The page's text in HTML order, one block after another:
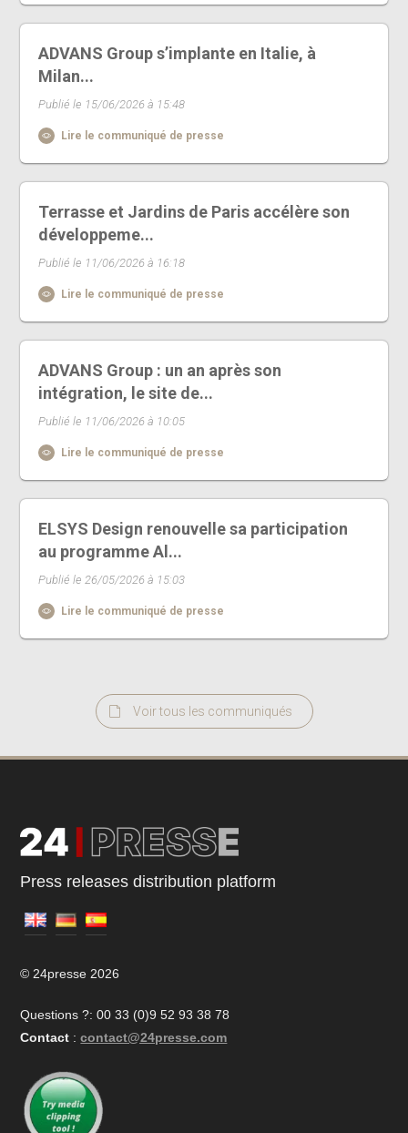
ADVANS Group s’implante en Italie, à
Milan...
Publié le 15/06/2026 à 15:48
Lire le communiqué de presse
Terrasse et Jardins de Paris accélère son
développeme...
Publié le 11/06/2026 à 16:18
Lire le communiqué de presse
ADVANS Group : un an après son
intégration, le site de...
Publié le 11/06/2026 à 10:05
Lire le communiqué de presse
ELSYS Design renouvelle sa participation
au programme Al...
Publié le 26/05/2026 à 15:03
Lire le communiqué de presse
Voir tous les communiqués
Press releases distribution platform
© 24presse 2026
Questions ?: 00 33 (0)9 52 93 38 78
Contact : contact@24presse.com